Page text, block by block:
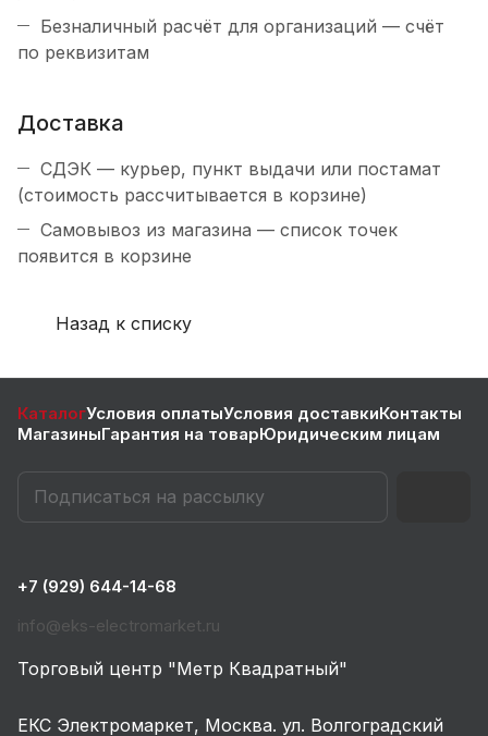
Безналичный расчёт для организаций — счёт
по реквизитам
Доставка
СДЭК — курьер, пункт выдачи или постамат
(стоимость рассчитывается в корзине)
Самовывоз из магазина — список точек
появится в корзине
Назад к списку
КаталогУсловия оплатыУсловия доставкиКонтакты
МагазиныГарантия на товарЮридическим лицам
+7 (929) 644-14-68
info@eks-electromarket.ru
Торговый центр "Метр Квадратный"
ЕКС Электромаркет, Москва. ул. Волгоградский